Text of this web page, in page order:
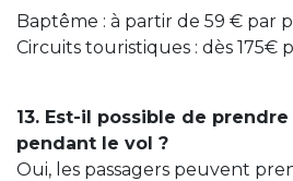
Baptême : à partir de 59 € par
Circuits touristiques : dès 175€
13. Est-il possible de
pendant le vol ?
Oui, les passagers peuvent